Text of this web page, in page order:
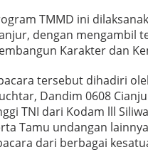
T
M
D
TMMD ini
dengan mengambil
Karakter dan
tersebut dihadiri
Dandim 0608
TNI dari Kodam lll
Tamu undangan
dari berbagai